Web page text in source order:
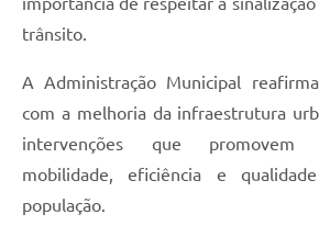
trânsito.
A Administração Municipal
com a melhoria da infraestrutura
intervenções que promovem
mobilidade, eficiência e
população.